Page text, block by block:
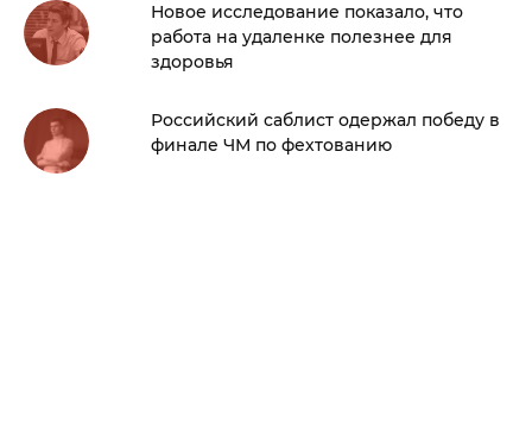
Новое исследование показало, что
работа на удаленке полезнее для
здоровья
Российский саблист одержал победу в
финале ЧМ по фехтованию